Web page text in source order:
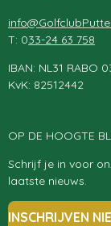
T: 033-24 63 758
IBAN: NL31 RABO
KvK: 82512442
OP DE HOOGTE
Schrijf je in voor
laatste nieuws.
INSCHRIJVEN